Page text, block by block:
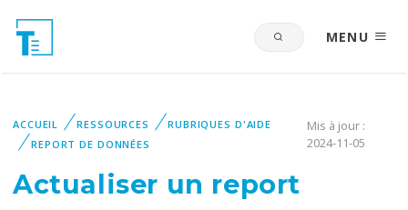
MENU
ACCUEIL RESSOURCES
RUBRIQUES D'AIDE
REPORT DE DONNÉES
Mis à jour :
2024-11-05
Actualiser un report